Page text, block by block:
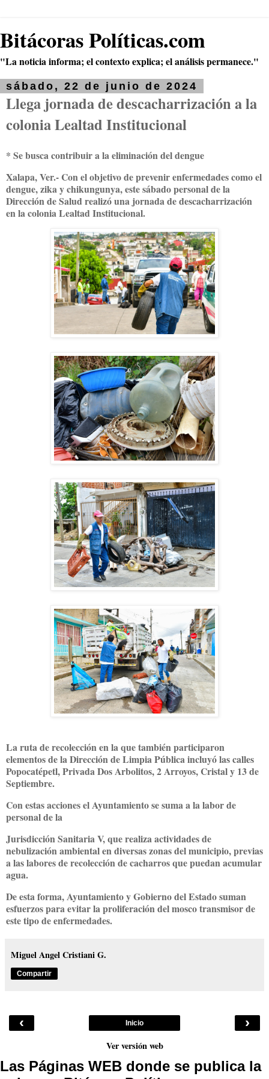
Bitácoras Políticas.com
"La noticia informa; el contexto explica; el análisis permanece."
sábado, 22 de junio de 2024
Llega jornada de descacharrización a la
colonia Lealtad Institucional
* Se busca contribuir a la eliminación del dengue
Xalapa, Ver.- Con el objetivo de prevenir enfermedades como el
dengue, zika y chikungunya, este sábado personal de la
Dirección de Salud realizó una jornada de descacharrización
en la colonia Lealtad Institucional.
La ruta de recolección en la que también participaron
elementos de la Dirección de Limpia Pública incluyó las calles
Popocatépetl, Privada Dos Arbolitos, 2 Arroyos, Cristal y 13 de
Septiembre.
Con estas acciones el Ayuntamiento se suma a la labor de
personal de la
Jurisdicción Sanitaria V, que realiza actividades de
nebulización ambiental en diversas zonas del municipio, previas
a las labores de recolección de cacharros que puedan acumular
agua.
De esta forma, Ayuntamiento y Gobierno del Estado suman
esfuerzos para evitar la proliferación del mosco transmisor de
este tipo de enfermedades.
Miguel Angel Cristiani G.
Compartir
‹ ›
Inicio
Ver versión web
Las Páginas WEB donde se publica la